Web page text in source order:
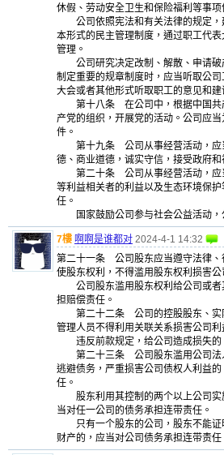
休假、劳动安全卫生和保险福利等事
公司依照宪法和有关法律的规定，
本形式的民主管理制度，通过职工代
管理。
公司研究决定改制、解散、申请破
制定重要的规章制度时，应当听取公
大会或者其他形式听取职工的意见和建
第十八条 在公司中，根据中国共
产党的组织，开展党的活动。公司应
件。
第十九条 公司从事经营活动，应
德、商业道德，诚实守信，接受政府和
第二十条 公司从事经营活动，应
等利益相关者的利益以及生态环境保
任。
国家鼓励公司参与社会公益活动，
7樓 啊啊是谁都对 2024-4-1 14:32
第二十一条 公司股东应当遵守法律、
使股东权利，不得滥用股东权利损害公
公司股东滥用股东权利给公司或者
担赔偿责任。
第二十二条 公司的控股股东、实
管理人员不得利用关联关系损害公司利
违反前款规定，给公司造成损失的
第二十三条 公司股东滥用公司法
逃避债务，严重损害公司债权人利益
任。
股东利用其控制的两个以上公司实
当对任一公司的债务承担连带责任。
只有一个股东的公司，股东不能证
财产的，应当对公司债务承担连带责任